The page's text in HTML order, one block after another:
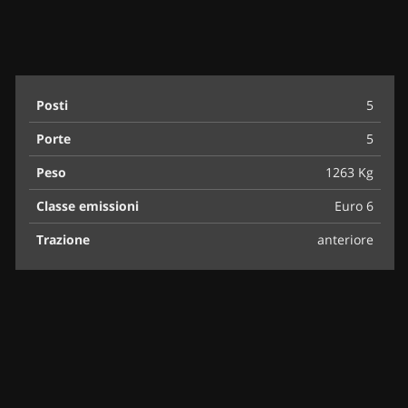
Posti
5
Porte
5
Peso
1263 Kg
Classe emissioni
Euro 6
Trazione
anteriore